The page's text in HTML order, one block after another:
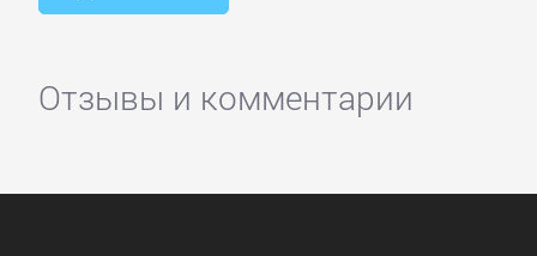
Отзывы и комментарии